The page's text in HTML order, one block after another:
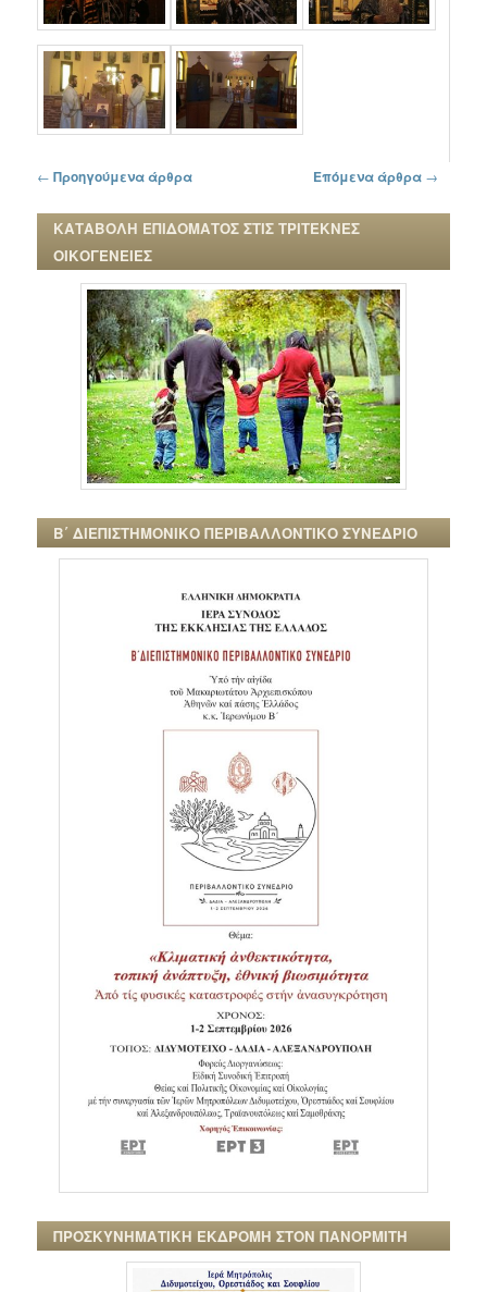
Πλοήγηση στα άρθρα
← Προηγούμενα άρθρα Επόμενα άρθρα →
ΚΑΤΑΒΟΛΗ ΕΠΙΔΟΜΑΤΟΣ ΣΤΙΣ ΤΡΙΤΕΚΝΕΣ
ΟΙΚΟΓΕΝΕΙΕΣ
Β΄ ΔΙΕΠΙΣΤΗΜΟΝΙΚΟ ΠΕΡΙΒΑΛΛΟΝΤΙΚΟ ΣΥΝΕΔΡΙΟ
ΠΡΟΣΚΥΝΗΜΑΤΙΚΗ ΕΚΔΡΟΜΗ ΣΤΟΝ ΠΑΝΟΡΜΙΤΗ